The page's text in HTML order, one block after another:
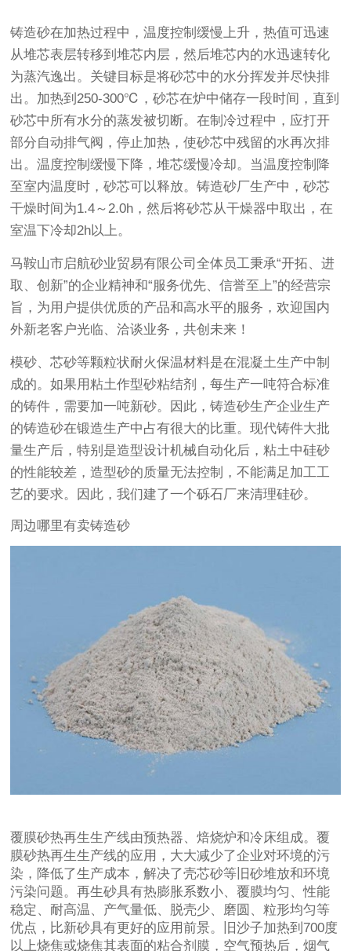
铸造砂在加热过程中，温度控制缓慢上升，热值可迅速
从堆芯表层转移到堆芯内层，然后堆芯内的水迅速转化
为蒸汽逸出。关键目标是将砂芯中的水分挥发并尽快排
出。加热到250-300℃，砂芯在炉中储存一段时间，直到
砂芯中所有水分的蒸发被切断。在制冷过程中，应打开
部分自动排气阀，停止加热，使砂芯中残留的水再次排
出。温度控制缓慢下降，堆芯缓慢冷却。当温度控制降
至室内温度时，砂芯可以释放。铸造砂厂生产中，砂芯
干燥时间为1.4～2.0h，然后将砂芯从干燥器中取出，在
室温下冷却2h以上。
马鞍山市启航砂业贸易有限公司全体员工秉承“开拓、进
取、创新”的企业精神和“服务优先、信誉至上”的经营宗
旨，为用户提供优质的产品和高水平的服务，欢迎国内
外新老客户光临、洽谈业务，共创未来！
模砂、芯砂等颗粒状耐火保温材料是在混凝土生产中制
成的。如果用粘土作型砂粘结剂，每生产一吨符合标准
的铸件，需要加一吨新砂。因此，铸造砂生产企业生产
的铸造砂在锻造生产中占有很大的比重。现代铸件大批
量生产后，特别是造型设计机械自动化后，粘土中硅砂
的性能较差，造型砂的质量无法控制，不能满足加工工
艺的要求。因此，我们建了一个砾石厂来清理硅砂。
周边哪里有卖铸造砂
覆膜砂热再生生产线由预热器、焙烧炉和冷床组成。覆
膜砂热再生生产线的应用，大大减少了企业对环境的污
染，降低了生产成本，解决了壳芯砂等旧砂堆放和环境
污染问题。再生砂具有热膨胀系数小、覆膜均匀、性能
稳定、耐高温、产气量低、脱壳少、磨圆、粒形均匀等
优点，比新砂具有更好的应用前景。旧沙子加热到700度
以上烧焦或烧焦其表面的粘合剂膜，空气预热后，烟气